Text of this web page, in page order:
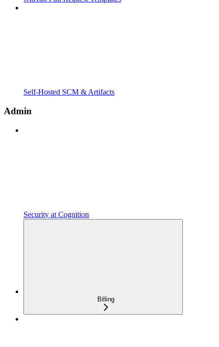
Self-Hosted SCM & Artifacts
Admin
Security at Cognition
Billing